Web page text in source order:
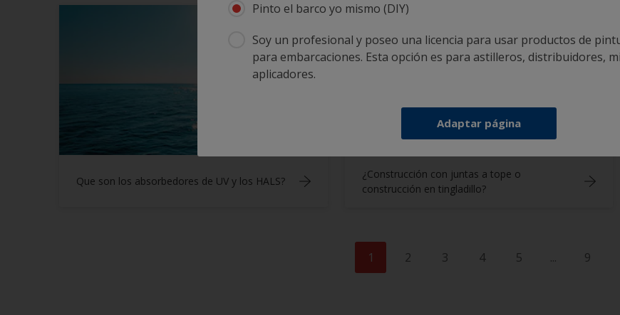
Que son los absorbedores de UV y los HALS?
¿Construcción con juntas a tope o
construcción en tingladillo?
1 2 3 4 5 ... 9
Pinto el barco yo mismo (DIY)
Soy un profesional y poseo una licencia para usar productos de
para embarcaciones. Esta opción es para astilleros, distribuidores,
aplicadores.
Adaptar página